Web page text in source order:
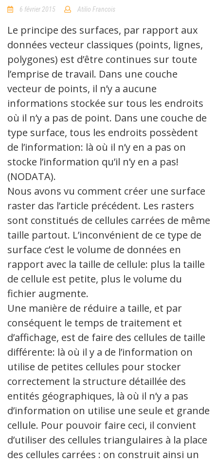
6 février 2015 Atilio Francois
Le principe des surfaces, par rapport aux
données vecteur classiques (points, lignes,
polygones) est d’être continues sur toute
l’emprise de travail. Dans une couche
vecteur de points, il n’y a aucune
informations stockée sur tous les endroits
où il n’y a pas de point. Dans une couche de
type surface, tous les endroits possèdent
de l’information: là où il n’y en a pas on
stocke l’information qu’il n’y en a pas!
(NODATA).
Nous avons vu comment créer une surface
raster das l’article précédent. Les rasters
sont constitués de cellules carrées de même
taille partout. L’inconvénient de ce type de
surface c’est le volume de données en
rapport avec la taille de cellule: plus la taille
de cellule est petite, plus le volume du
fichier augmente.
Une manière de réduire a taille, et par
conséquent le temps de traitement et
d’affichage, est de faire des cellules de taille
différente: là où il y a de l’information on
utilise de petites cellules pour stocker
correctement la structure détaillée des
entités géographiques, là où il n’y a pas
d’information on utilise une seule et grande
cellule. Pour pouvoir faire ceci, il convient
d’utiliser des cellules triangulaires à la place
des cellules carrées : on construit ainsi un